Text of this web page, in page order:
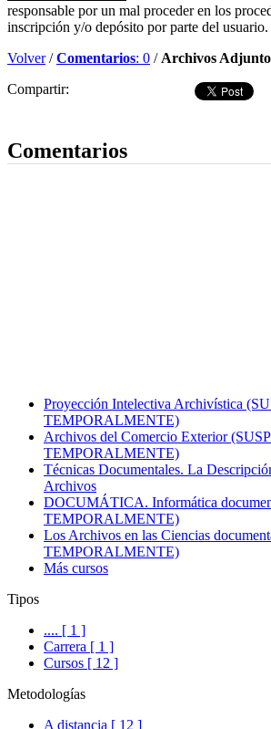
responsable por un mal proceder en los
inscripción y/o depósito por parte del usuario.
Volver/Comentarios: 0 / Archivos
Compartir:
Comentarios
Proyección Intelectiva Archivística
TEMPORALMENTE)
Archivos del Comercio Exterior
TEMPORALMENTE)
Técnicas Documentales. La
Archivos
DOCUMÁTICA. Informática
TEMPORALMENTE)
Los Archivos en las Ciencias
TEMPORALMENTE)
Más cursos
Tipos
.... [ 1 ]
Carrera [ 1 ]
Cursos [ 12 ]
Metodologías
A distancia [ 12 ]